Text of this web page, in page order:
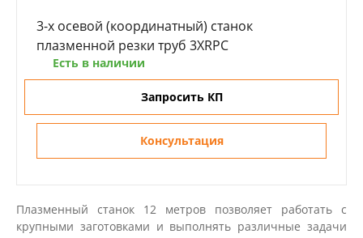
3-х осевой (координатный) станок
плазменной резки труб 3XRPC
Есть в наличии
Запросить КП
Консультация
Плазменный станок 12 метров позволяет работать с
крупными заготовками и выполнять различные задачи